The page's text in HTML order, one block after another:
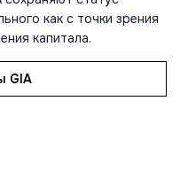
как с точки зрения
капитала.
GIA